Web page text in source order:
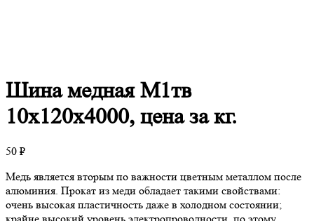
Шинамедная М1тв
10х120х4000, цена за кг.
50 ₽
Медь является вторым по важности цветным металлом после
алюминия. Прокат из меди обладает такими свойствами:
очень высокая пластичность даже в холодном состоянии;